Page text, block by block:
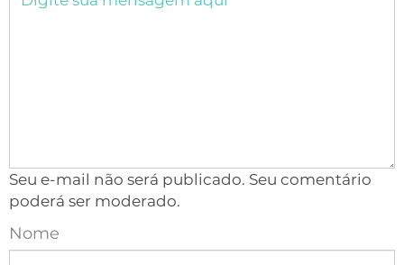
Seu e-mail não será publicado. Seu comentário
poderá ser moderado.
Nome